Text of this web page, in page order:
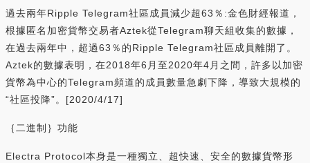
過去兩年Ripple Telegram社區成員減少超63％:金色財經報道，
根據匿名加密貨幣交易者Aztek從Telegram聊天組收集的數據，
在過去兩年中，超過63％的Ripple Telegram社區成員離開了。
Aztek的數據表明，在2018年6月至2020年4月之間，許多以加密
貨幣為中心的Telegram頻道的成員數量急劇下降，導致大規模的
“社區投降”。[2020/4/17]
｛二進制｝功能
Electra Protocol本身是一種獨立、超快速、安全的數據貨幣形